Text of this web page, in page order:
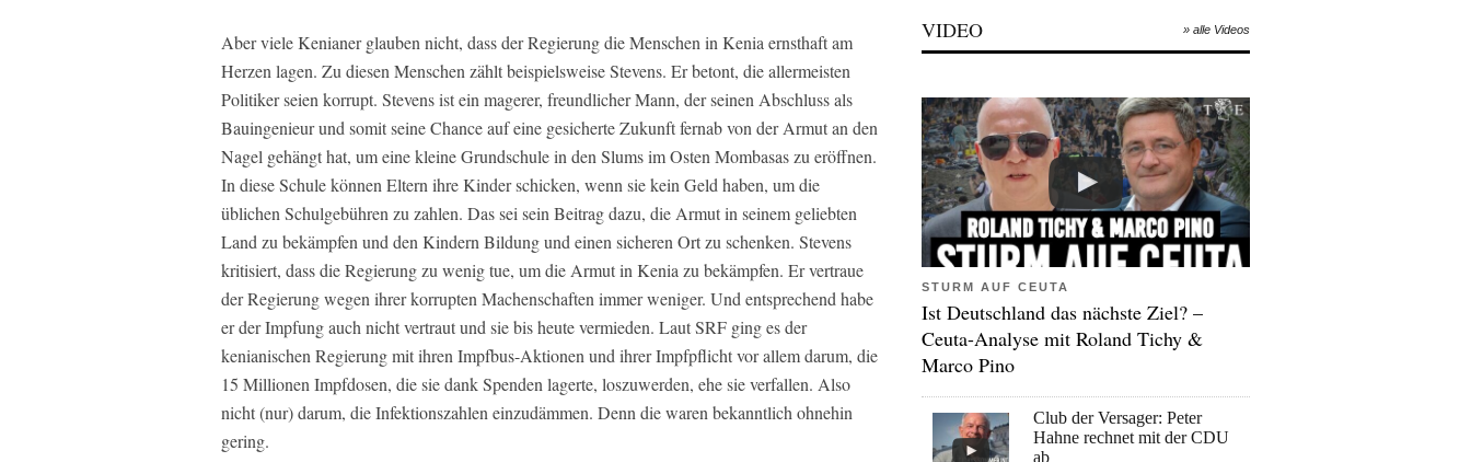
Aber viele Kenianer glauben nicht, dass der Regierung die Menschen in Kenia ernsthaft am
Herzen lagen. Zu diesen Menschen zählt beispielsweise Stevens. Er betont, die allermeisten
Politiker seien korrupt. Stevens ist ein magerer, freundlicher Mann, der seinen Abschluss als
Bauingenieur und somit seine Chance auf eine gesicherte Zukunft fernab von der Armut an den
Nagel gehängt hat, um eine kleine Grundschule in den Slums im Osten Mombasas zu eröffnen.
In diese Schule können Eltern ihre Kinder schicken, wenn sie kein Geld haben, um die
üblichen Schulgebühren zu zahlen. Das sei sein Beitrag dazu, die Armut in seinem geliebten
Land zu bekämpfen und den Kindern Bildung und einen sicheren Ort zu schenken. Stevens
kritisiert, dass die Regierung zu wenig tue, um die Armut in Kenia zu bekämpfen. Er vertraue
der Regierung wegen ihrer korrupten Machenschaften immer weniger. Und entsprechend habe
er der Impfung auch nicht vertraut und sie bis heute vermieden. Laut SRF ging es der
kenianischen Regierung mit ihren Impfbus-Aktionen und ihrer Impfpflicht vor allem darum, die
15 Millionen Impfdosen, die sie dank Spenden lagerte, loszuwerden, ehe sie verfallen. Also
nicht (nur) darum, die Infektionszahlen einzudämmen. Denn die waren bekanntlich ohnehin
gering.
VIDEO » alle Videos
STURM AUF CEUTA
Ist Deutschland das nächste Ziel? –
Ceuta-Analyse mit Roland Tichy &
Marco Pino
Club der Versager: Peter
Hahne rechnet mit der CDU
ab